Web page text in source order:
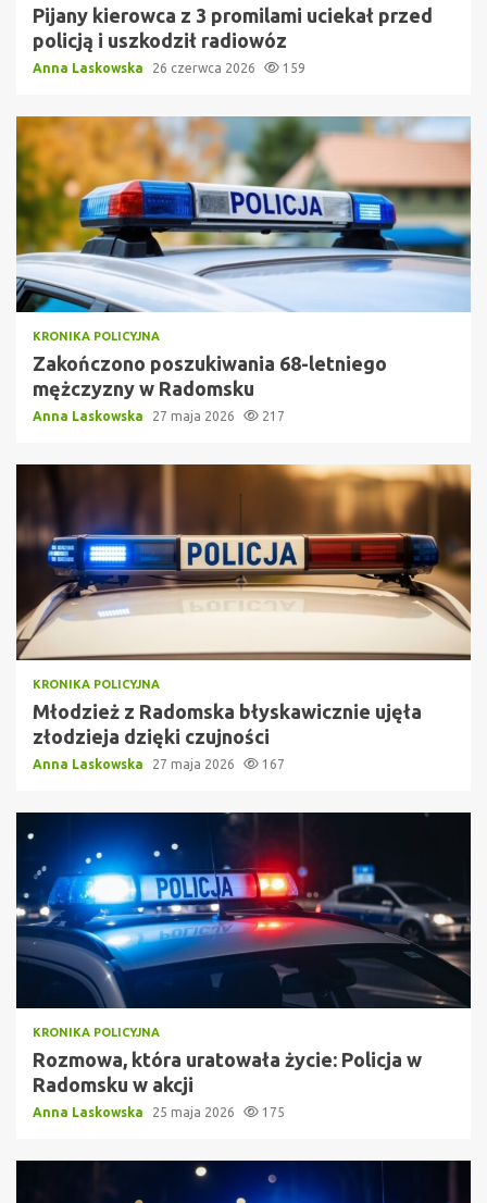
Pijany kierowca z 3 promilami uciekał przed
policją i uszkodził radiowóz
Anna Laskowska 26 czerwca 2026 159
KRONIKA POLICYJNA
Zakończono poszukiwania 68-letniego
mężczyzny w Radomsku
Anna Laskowska 27 maja 2026 217
KRONIKA POLICYJNA
Młodzież z Radomska błyskawicznie ujęła
złodzieja dzięki czujności
Anna Laskowska 27 maja 2026 167
KRONIKA POLICYJNA
Rozmowa, która uratowała życie: Policja w
Radomsku w akcji
Anna Laskowska 25 maja 2026 175